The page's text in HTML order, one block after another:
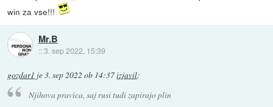
win za vse!!!
Mr.B
::3. sep 2022, 15:39
gozdar1 je3. sep 2022 ob 14:37izjavil:
Njihova pravica, saj rusi tudi zapirajo plin